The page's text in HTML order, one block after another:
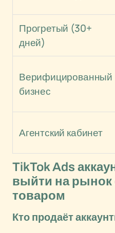
Прогретый (30+
дней)
Верифицированный
бизнес
Агентский кабинет
TikTok Ads
выйти на рынок
товаром
Кто продаёт